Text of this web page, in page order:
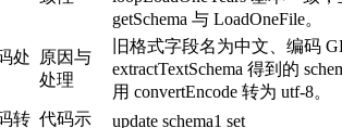
getSchema 与 LoadOneFile。
处
原因与
处理
旧格式字段名为中文、编码
extractTextSchema 得到的
用 convertEncode 转为 utf-8。
转 代码示
update schema1 set